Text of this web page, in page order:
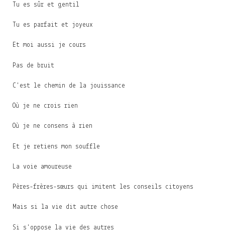
Tu es sûr et gentil
Tu es parfait et joyeux
Et moi aussi je cours
Pas de bruit
C'est le chemin de la jouissance
Où je ne crois rien
Où je ne consens à rien
Et je retiens mon souffle
La voie amoureuse
Pères-frères-sœurs qui imitent les conseils citoyens
Mais si la vie dit autre chose
Si s'oppose la vie des autres